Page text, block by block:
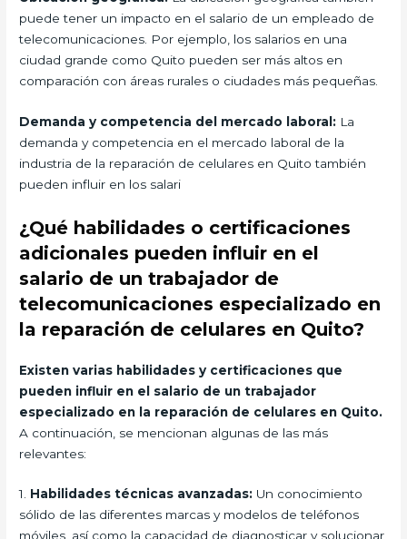
puede tener un impacto en el salario de un empleado de
telecomunicaciones. Por ejemplo, los salarios en una
ciudad grande como Quito pueden ser más altos en
comparación con áreas rurales o ciudades más pequeñas.
Demanda y competencia del mercado laboral: La
demanda y competencia en el mercado laboral de la
industria de la reparación de celulares en Quito también
pueden influir en los salari
¿Qué habilidades o certificaciones
adicionales pueden influir en el
salario de un trabajador de
telecomunicaciones especializado en
la reparación de celulares en Quito?
Existen varias habilidades y certificaciones que
pueden influir en el salario de un trabajador
especializado en la reparación de celulares en Quito.
A continuación, se mencionan algunas de las más
relevantes:
1. Habilidades técnicas avanzadas: Un conocimiento
sólido de las diferentes marcas y modelos de teléfonos
móviles, así como la capacidad de diagnosticar y solucionar